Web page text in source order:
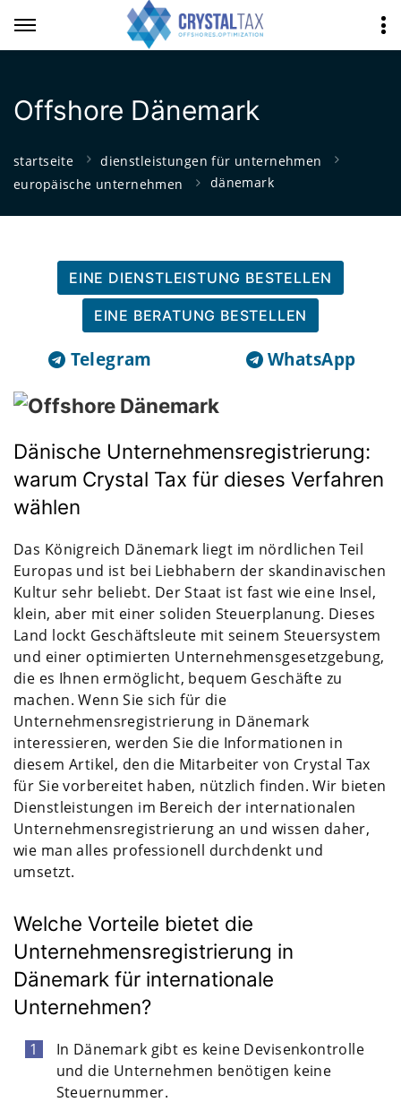
Offshore Dänemark
startseite
dienstleistungen für unternehmen
europäische unternehmen
dänemark
EINE DIENSTLEISTUNG BESTELLEN
EINE BERATUNG BESTELLEN
Telegram WhatsApp
Dänische Unternehmensregistrierung:
warum Crystal Tax für dieses Verfahren
wählen
Das Königreich Dänemark liegt im nördlichen Teil
Europas und ist bei Liebhabern der skandinavischen
Kultur sehr beliebt. Der Staat ist fast wie eine Insel,
klein, aber mit einer soliden Steuerplanung. Dieses
Land lockt Geschäftsleute mit seinem Steuersystem
und einer optimierten Unternehmensgesetzgebung,
die es Ihnen ermöglicht, bequem Geschäfte zu
machen. Wenn Sie sich für die
Unternehmensregistrierung in Dänemark
interessieren, werden Sie die Informationen in
diesem Artikel, den die Mitarbeiter von Crystal Tax
für Sie vorbereitet haben, nützlich finden. Wir bieten
Dienstleistungen im Bereich der internationalen
Unternehmensregistrierung an und wissen daher,
wie man alles professionell durchdenkt und
umsetzt.
Welche Vorteile bietet die
Unternehmensregistrierung in
Dänemark für internationale
Unternehmen?
In Dänemark gibt es keine Devisenkontrolle
und die Unternehmen benötigen keine
Steuernummer.